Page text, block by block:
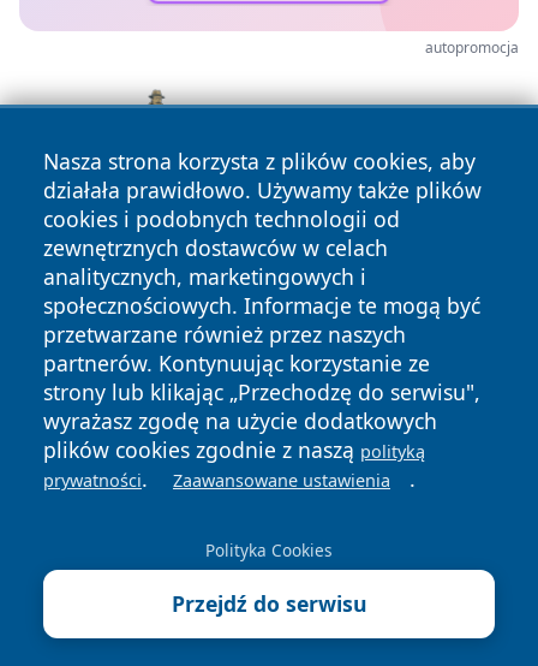
autopromocja
Nasza strona korzysta z plików cookies, aby
działała prawidłowo. Używamy także plików
cookies i podobnych technologii od
zewnętrznych dostawców w celach
analitycznych, marketingowych i
społecznościowych. Informacje te mogą być
przetwarzane również przez naszych
partnerów. Kontynuując korzystanie ze
strony lub klikając „Przechodzę do serwisu",
wyrażasz zgodę na użycie dodatkowych
plików cookies zgodnie z naszą polityką
prywatności. Zaawansowane ustawienia .
Polityka Cookies
Przejdź do serwisu
Copyright © 2026 halotorun.pl Wszystkie prawa zastrzeżone.
News Autorzy
Polityka
Polityka